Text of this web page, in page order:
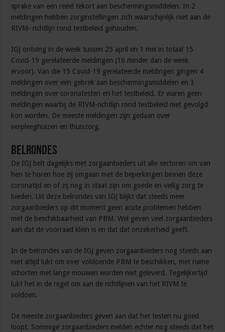
sprake van een reëel tekort aan beschermingsmiddelen. In 2
meldingen hebben zorginstellingen zich waarschijnlijk niet aan de
RIVM- richtlijn rond testbeleid gehouden.
IGJ ontving in de week tussen 25 april en 1 mei in totaal 15
Covid-19 gerelateerde meldingen (16 minder dan de week
ervoor). Van die 15 Covid-19 gerelateerde meldingen gingen 4
meldingen over een gebrek aan beschermingsmiddelen en 3
meldingen over coronatesten en het testbeleid. Er waren geen
meldingen waarbij de RIVM-richtlijn rond testbeleid niet gevolgd
kon worden. De meeste meldingen zijn gedaan over
verpleeghuizen en thuiszorg.
Belrondes
De IGJ belt dagelijks met zorgaanbieders uit alle sectoren om van
hen te horen hoe zij omgaan met de beperkingen binnen deze
coronatijd en of zij nog in staat zijn om goede en veilig zorg te
bieden. Uit deze belrondes van IGJ blijkt dat steeds meer
zorgaanbieders op dit moment geen acute problemen hebben
met de beschikbaarheid van PBM. Wel geven veel zorgaanbieders
aan dat de voorraad klein is en dat dat onzekerheid geeft.
In de belrondes van de IGJ geven zorgaanbieders nog steeds aan
niet altijd lukt om over voldoende PBM te beschikken, met name
schorten met lange mouwen worden niet geleverd. Tegelijkertijd
lukt het in de regel om aan de richtlijnen van het RIVM te
voldoen.
De meeste zorgaanbieders geven aan dat het testen nu goed
loopt. Sommige zorgaanbieders melden echter nog steeds dat het